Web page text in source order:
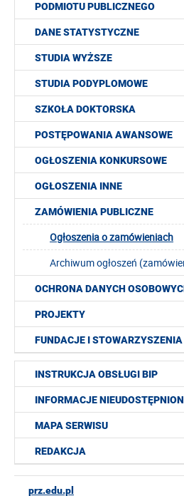
PODMIOTU PUBLICZNEGO
DANE STATYSTYCZNE
STUDIA WYŻSZE
STUDIA PODYPLOMOWE
SZKOŁA DOKTORSKA
POSTĘPOWANIA AWANSOWE
OGŁOSZENIA KONKURSOWE
OGŁOSZENIA INNE
ZAMÓWIENIA PUBLICZNE
Ogłoszenia o zamówieniach
Archiwum ogłoszeń
OCHRONA DANYCH
PROJEKTY
FUNDACJE I STOWARZYSZENIA
INSTRUKCJA OBSŁUGI BIP
INFORMACJE
MAPA SERWISU
REDAKCJA
prz.edu.pl